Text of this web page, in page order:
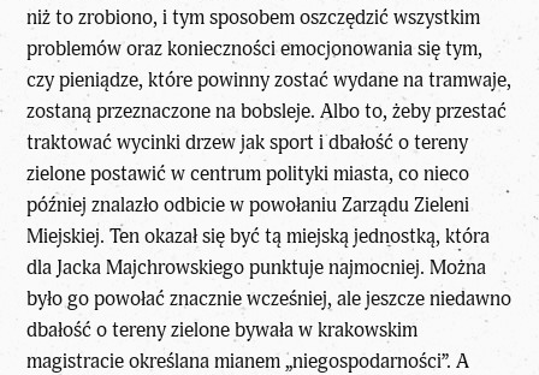
niż to zrobiono, i tym sposobem oszczędzić wszystkim
problemów oraz konieczności emocjonowania się tym,
czy pieniądze, które powinny zostać wydane na tramwaje,
zostaną przeznaczone na bobsleje. Albo to, żeby przestać
traktować wycinki drzew jak sport i dbałość o tereny
zielone postawić w centrum polityki miasta, co nieco
później znalazło odbicie w powołaniu Zarządu Zieleni
Miejskiej. Ten okazał się być tą miejską jednostką, która
dla Jacka Majchrowskiego punktuje najmocniej. Można
było go powołać znacznie wcześniej, ale jeszcze niedawno
dbałość o tereny zielone bywała w krakowskim
magistracie określana mianem „niegospodarności”. A